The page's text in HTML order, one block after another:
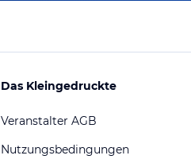
Das Kleingedruckte
Veranstalter AGB
Nutzungsbedingungen